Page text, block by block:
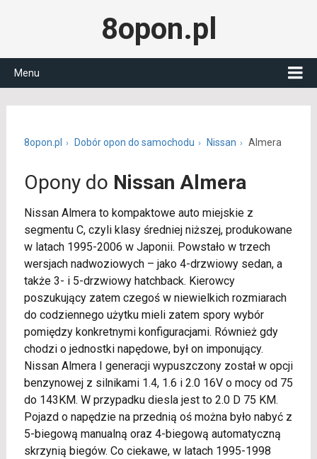
8opon.pl
Menu
8opon.pl Dobór opon do samochodu Nissan Almera
Opony do Nissan Almera
Nissan Almera to kompaktowe auto miejskie z
segmentu C, czyli klasy średniej niższej, produkowane
w latach 1995-2006 w Japonii. Powstało w trzech
wersjach nadwoziowych – jako 4-drzwiowy sedan, a
także 3- i 5-drzwiowy hatchback. Kierowcy
poszukujący zatem czegoś w niewielkich rozmiarach
do codziennego użytku mieli zatem spory wybór
pomiędzy konkretnymi konfiguracjami. Również gdy
chodzi o jednostki napędowe, był on imponujący.
Nissan Almera I generacji wypuszczony został w opcji
benzynowej z silnikami 1.4, 1.6 i 2.0 16V o mocy od 75
do 143KM. W przypadku diesla jest to 2.0 D 75 KM.
Pojazd o napędzie na przednią oś można było nabyć z
5-biegową manualną oraz 4-biegową automatyczną
skrzynią biegów. Co ciekawe, w latach 1995-1998